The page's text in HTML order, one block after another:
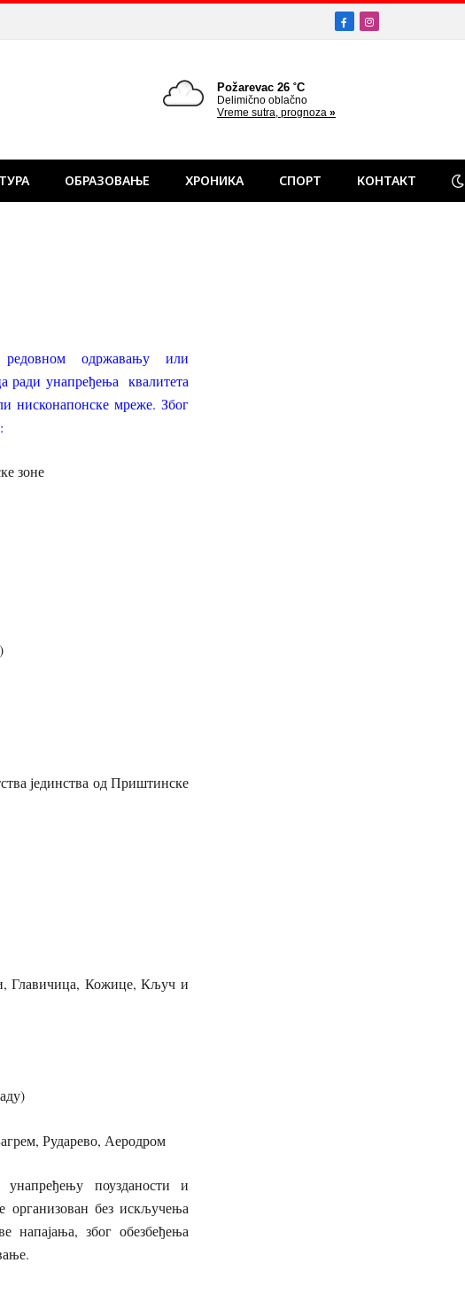
FacebookInstagram
ОБРАЗОВАЊЕ ХРОНИКА СПОРТ КОНТАКТ
редовном одржавању или
ради унапређења квалитета
нисконапонске мреже. Због
зоне
јединства од Приштинске
Главичица, Кожице, Кључ и
Рударево, Аеродром
поузданости и
организован без искључења
напајања, због обезбеђења